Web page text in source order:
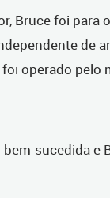
Bruce foi para
de
operado pelo
sucedida e